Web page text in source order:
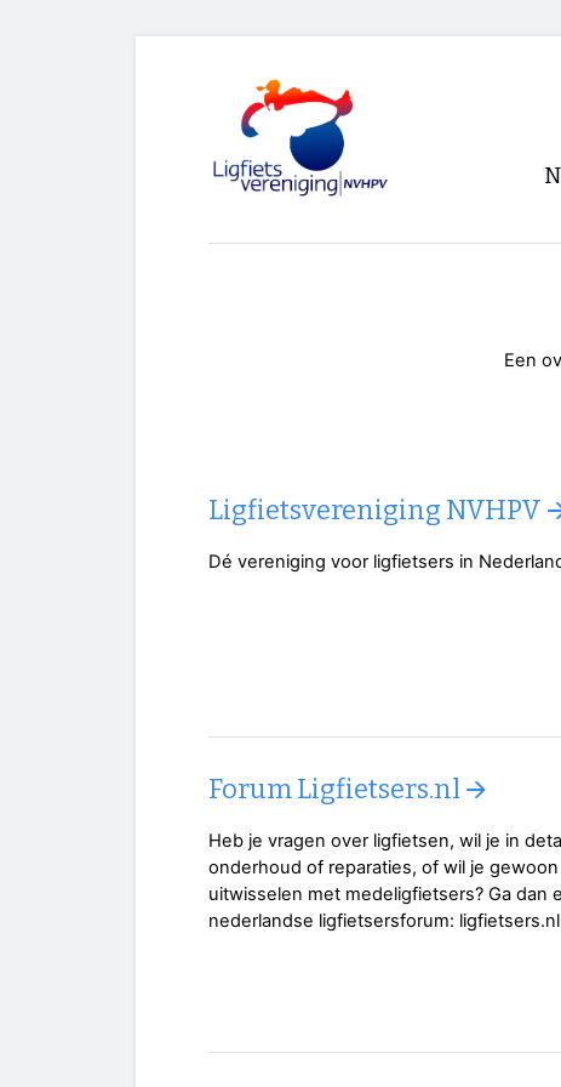
Een
Ligfietsvereniging NVHPV
Dé vereniging voor ligfietsers in
Forum Ligfietsers.nl 🡪
Heb je vragen over ligfietsen, wil je in
onderhoud of reparaties, of wil je
uitwisselen met medeligfietsers? Ga dan
nederlandse ligfietsersforum: ligfietsers.nl